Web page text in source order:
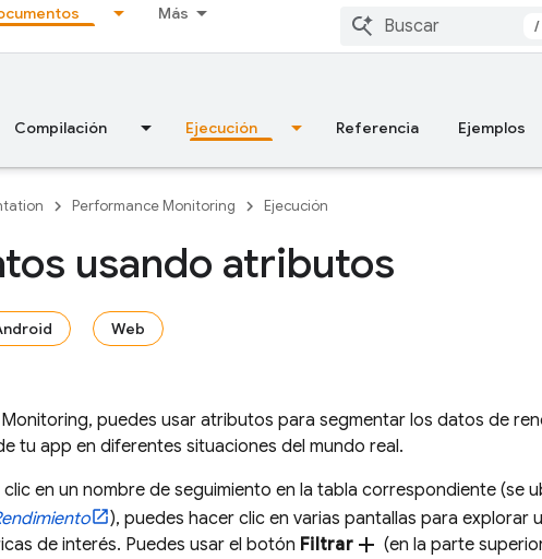
Más
/
Compilación Ejecución Referencia Ejemplos
Performance Monitoring Ejecución
usando atributos
Web
, puedes usar atributos para segmentar los datos de
tu app en diferentes situaciones del mundo real.
en un nombre de seguimiento en la tabla correspondiente (se
), puedes hacer clic en varias pantallas para explorar
de interés. Puedes usar el botón Filtraradd (en la parte